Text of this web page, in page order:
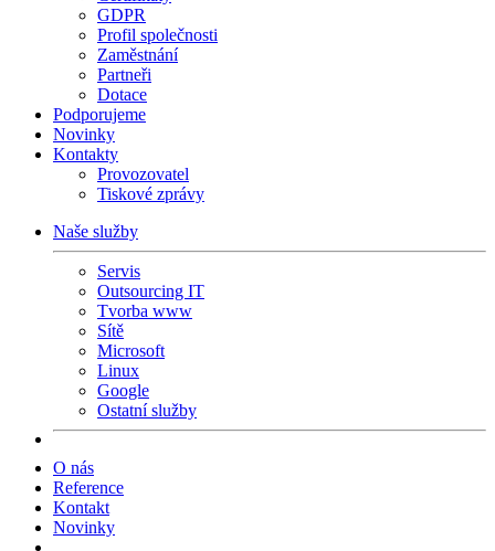
GDPR
Profil společnosti
Zaměstnání
Partneři
Dotace
Podporujeme
Novinky
Kontakty
Provozovatel
Tiskové zprávy
Naše služby
Servis
Outsourcing IT
Tvorba www
Sítě
Microsoft
Linux
Google
Ostatní služby
O nás
Reference
Kontakt
Novinky